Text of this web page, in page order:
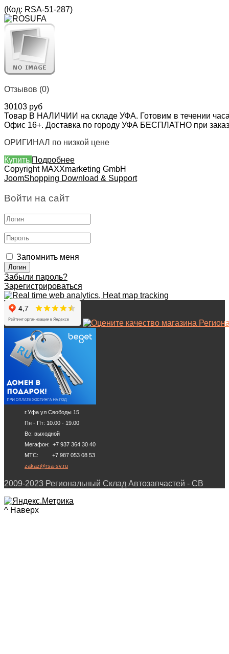
(Код: RSA-51-287)
Отзывов (0)
30103 руб
Товар В НАЛИЧИИ на складе УФА. Готовим в течении
Офис 16+. Доставка по городу УФА БЕСПЛАТНО при
ОРИГИНАЛ по низкой цене
Купить Подробнее
Copyright MAXXmarketing GmbH
JoomShopping Download & Support
Войти на сайт
Запомнить меня
Забыли пароль?
Зарегистрироваться
г.Уфа ул Свободы 15
Пн - Пт: 10.00 - 19.00
Вс: выходной
Мегафон: +7 937 364 30 40
МТС: +7 987 053 08 53
zakaz@rsa-sv.ru
2009-2023 Региональный Склад Автозапчастей - СВ
^ Наверх